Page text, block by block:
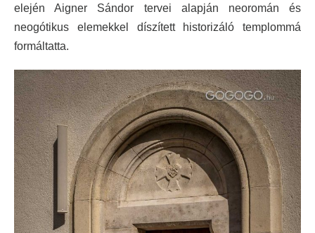
elején Aigner Sándor tervei alapján neoromán és
neogótikus elemekkel díszített historizáló templommá
formáltatta.